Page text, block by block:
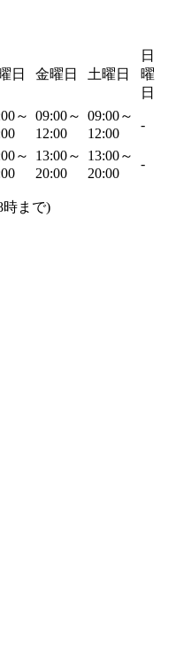
日 金曜日 土曜日
日
曜
日
～ 09:00～
12:00
09:00～
12:00
-
～
13:00～
20:00
13:00～
20:00
-
時まで)